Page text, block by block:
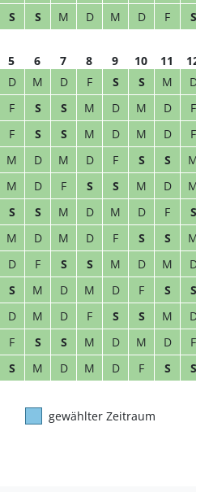
S S M D M D F S
5 6 7 8 9 10 11
12
D M D F S S M
D
F S S M D M D
F
F S S M D M D
F
M D M D F S S
M
M D F S S M D
M
S S M D M D F
S
M D M D F S S
M
D F S S M D M
D
S M D M D F S
S
D M D F S S M
D
F S S M D M D
F
S M D M D F S S
gewählter Zeitraum